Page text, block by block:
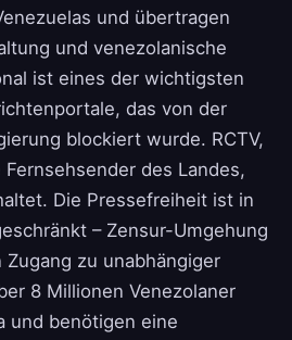
und übertragen
und venezolanische
ist eines der wichtigsten
das von der
blockiert wurde. RCTV,
des Landes,
Die Pressefreiheit ist in
– Zensur-Umgehung
zu unabhängiger
8 Millionen Venezolaner
und benötigen eine